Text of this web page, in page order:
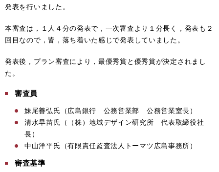
発表を行いました。
本審査は，１人４分の発表で，一次審査より１分長く，発表も２
回目なので，皆，落ち着いた感じで発表していました。
発表後，プラン審査により，最優秀賞と優秀賞が決定されまし
た。
審査員
妹尾善弘氏（広島銀行 公務営業部 公務営業室長）
清水早苗氏（（株）地域デザイン研究所 代表取締役社
長）
中山洋平氏（有限責任監査法人トーマツ広島事務所）
審査基準